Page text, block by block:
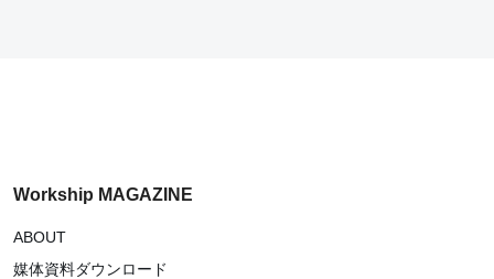
Workship MAGAZINE
ABOUT
媒体資料ダウンロード